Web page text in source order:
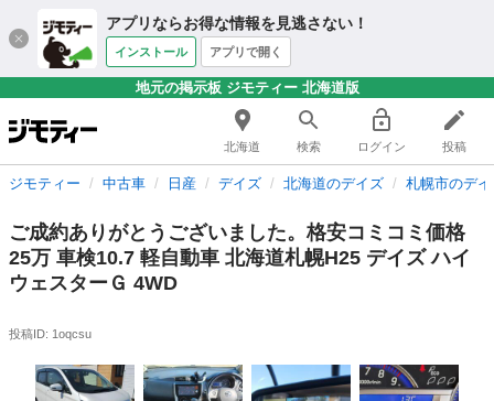
アプリならお得な情報を見逃さない！
インストール アプリで開く
地元の掲示板 ジモティー 北海道版
北海道 検索 ログイン 投稿
ジモティー 中古車 日産 デイズ 北海道のデイズ 札幌市のデ
ご成約ありがとうございました。格安コミコミ価格
25万 車検10.7 軽自動車 北海道札幌H25 デイズ ハイ
ウェスターＧ 4WD
投稿ID: 1oqcsu